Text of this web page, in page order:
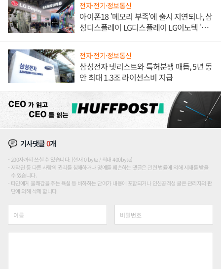
전자·전기·정보통신
아이폰18 '메모리 부족'에 출시 지연되나, 삼
성디스플레이 LG디스플레이 LG이노텍 '탈
전자·전기·정보통신
삼성전자 넷리스트와 특허분쟁 매듭, 5년 동
안 최대 1.3조 라이선스비 지급
기사댓글0개
200자까지 쓰실 수 있습니다. (현재 0 byte / 최대 400byte)
저작권 등 다른 사람의 권리를 침해하거나 명예를 훼손하는 댓글은 관련 법률에 의해 제재를 받을
수 있습니다.
타인에게 불쾌감을 주는 욕설 등 비하하는 단어가 내용에 포함되거나 인신공격성 글은 관리자의 판
단에 의해 삭제 합니다.